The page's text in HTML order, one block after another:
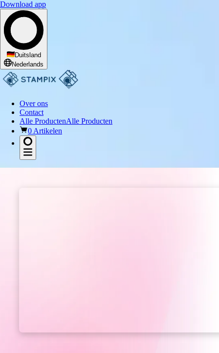
Download app
Duitsland
Nederlands
Over ons
Contact
Alle ProductenAlle Producten
0 Artikelen
Ik word enthousiast van